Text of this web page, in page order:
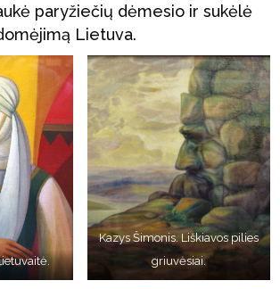
paryžiečių dėmesio ir sukėlė
Lietuva.
Kazys Šimonis. Liškiavos pilies
griuvėsiai.